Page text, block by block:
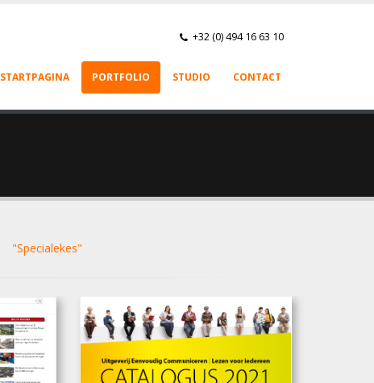
+32 (0) 494 16 63 10
STARTPAGINA PORTFOLIO STUDIO CONTACT
"Specialekes"